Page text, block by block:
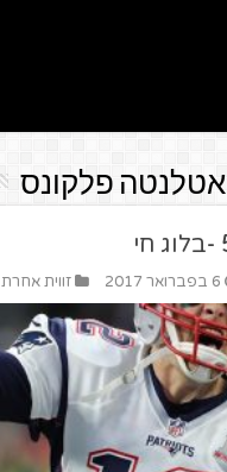
אטלנטה פלקונס
6 בפברואר 2017 זווית אחרת